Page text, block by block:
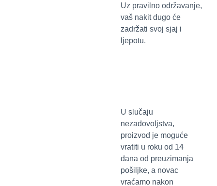
Uz pravilno održavanje,
vaš nakit dugo će
zadržati svoj sjaj i
ljepotu.
U slučaju
nezadovoljstva,
proizvod je moguće
vratiti u roku od 14
dana od preuzimanja
pošiljke, a novac
vraćamo nakon